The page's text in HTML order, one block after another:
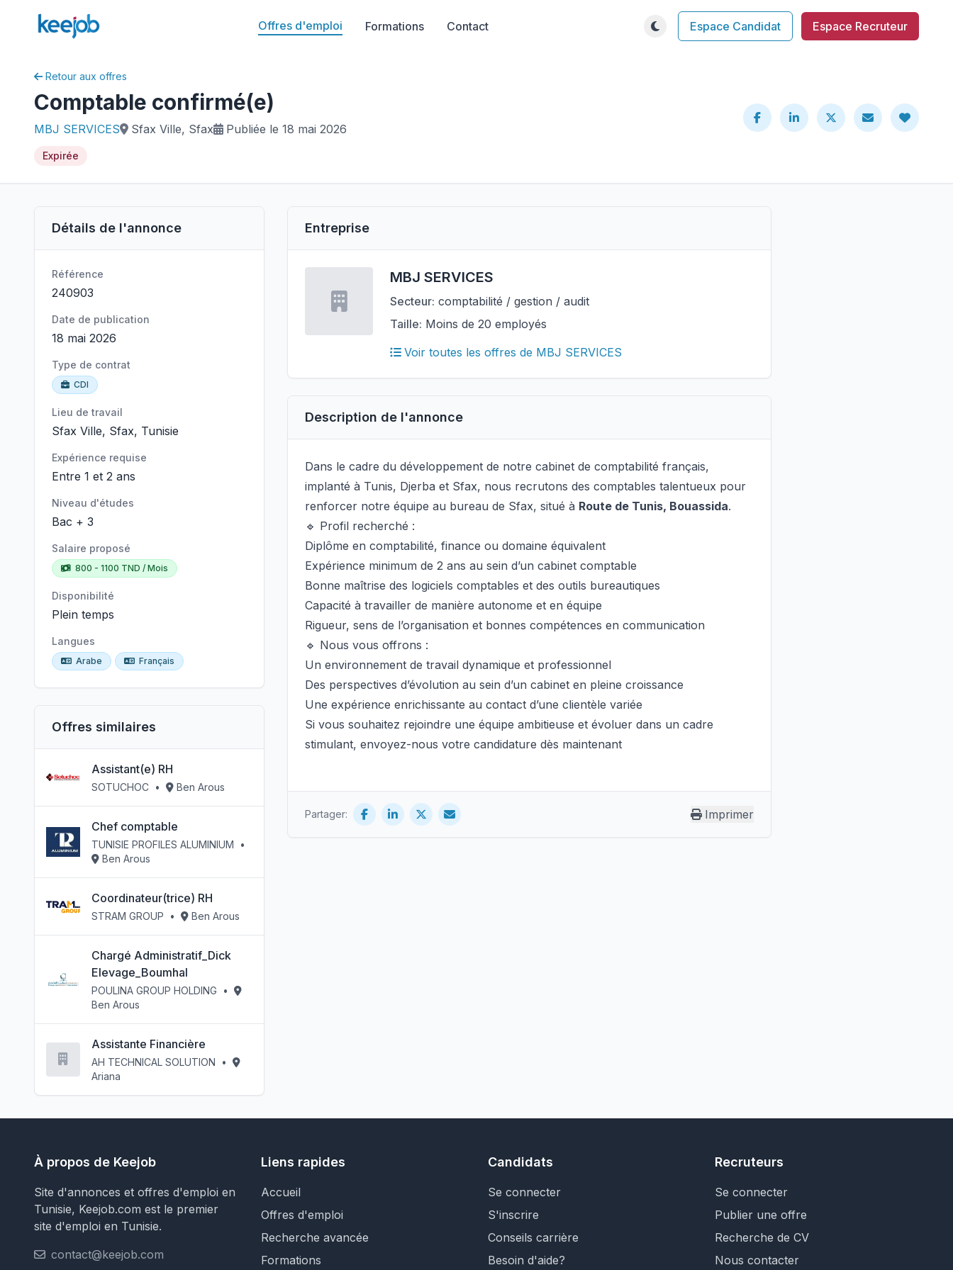
Offres d'emploi Formations Contact Espace Candidat Espace Recruteur
Retour aux offres
Comptable confirmé(e)
MBJ SERVICES Sfax Ville, Sfax Publiée le 18 mai 2026
Expirée
Détails de l'annonce
Référence
240903
Date de publication
18 mai 2026
Type de contrat
CDI
Lieu de travail
Sfax Ville, Sfax, Tunisie
Expérience requise
Entre 1 et 2 ans
Niveau d'études
Bac + 3
Salaire proposé
800 - 1100 TND / Mois
Disponibilité
Plein temps
Langues
Arabe Français
Offres similaires
Assistant(e) RH
SOTUCHOC • Ben Arous
Chef comptable
TUNISIE PROFILES ALUMINIUM
•
Ben Arous
Coordinateur(trice) RH
STRAM GROUP • Ben Arous
Chargé Administratif_Dick
Elevage_Boumhal
POULINA GROUP HOLDING
•
Ben Arous
Assistante Financière
AH TECHNICAL SOLUTION
•
Ariana
Entreprise
MBJ SERVICES
Secteur: comptabilité / gestion / audit
Taille: Moins de 20 employés
Voir toutes les offres de MBJ SERVICES
Description de l'annonce
Dans le cadre du développement de notre cabinet de comptabilité français,
implanté à Tunis, Djerba et Sfax, nous recrutons des comptables talentueux pour
renforcer notre équipe au bureau de Sfax, situé à Route de Tunis, Bouassida.
🔹 Profil recherché :
Diplôme en comptabilité, finance ou domaine équivalent
Expérience minimum de 2 ans au sein d’un cabinet comptable
Bonne maîtrise des logiciels comptables et des outils bureautiques
Capacité à travailler de manière autonome et en équipe
Rigueur, sens de l’organisation et bonnes compétences en communication
🔹 Nous vous offrons :
Un environnement de travail dynamique et professionnel
Des perspectives d’évolution au sein d’un cabinet en pleine croissance
Une expérience enrichissante au contact d’une clientèle variée
Si vous souhaitez rejoindre une équipe ambitieuse et évoluer dans un cadre
stimulant, envoyez-nous votre candidature dès maintenant
Partager: Imprimer
À propos de Keejob
Site d'annonces et offres d'emploi en
Tunisie, Keejob.com est le premier
site d'emploi en Tunisie.
contact@keejob.com
Liens rapides
Accueil
Offres d'emploi
Recherche avancée
Formations
Candidats
Se connecter
S'inscrire
Conseils carrière
Besoin d'aide?
Recruteurs
Se connecter
Publier une offre
Recherche de CV
Nous contacter